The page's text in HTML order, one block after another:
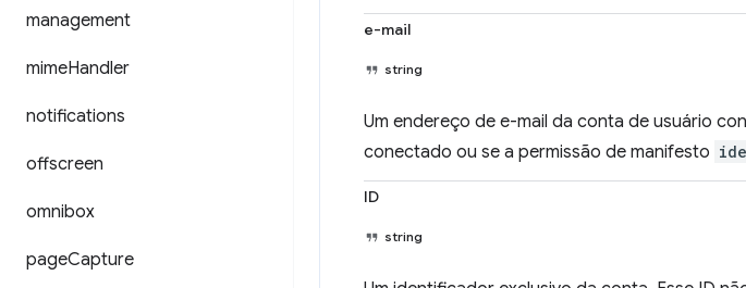
management
mimeHandler
notifications
offscreen
omnibox
pageCapture
e-mail
string
Um endereço de e-mail da conta de usuário
conectado ou se a permissão de manifesto
ID
string